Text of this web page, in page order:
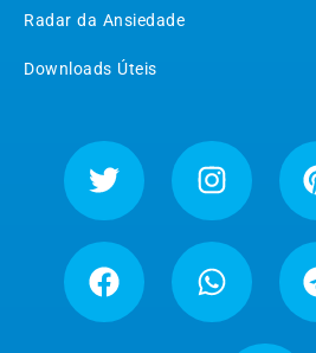
Radar da Ansiedade
Downloads Úteis